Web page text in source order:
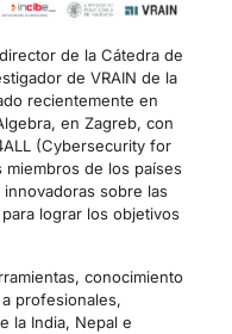
de la Cátedra de
de VRAIN de la
recientemente en
en Zagreb, con
(Cybersecurity for
de los países
sobre las
lograr los objetivos
conocimiento
profesionales,
la India, Nepal e